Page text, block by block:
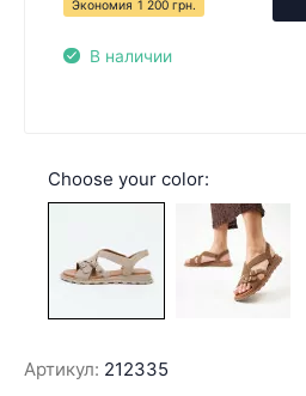
Экономия 1 200 грн.
В наличии
Choose your color:
Артикул: 212335